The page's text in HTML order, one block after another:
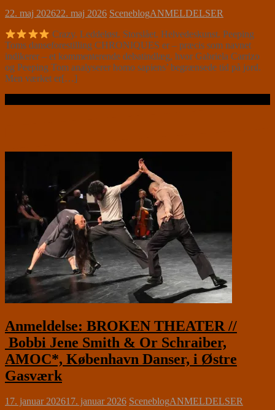
22. maj 202622. maj 2026 SceneblogANMELDELSER
Crazy. Leddeløst. Storslået. Helvedeskunst. Peeping
Toms danseforestilling CHRONIQUES er – præcis som navnet
indikerer – et kommenterende debatindlæg, hvor Gabriela Carrizo
og Peeping Tom analyserer homo sapiens’ begrænsede tid på jord.
Men værket er[…]
Anmeldelse: BROKEN THEATER //
Bobbi Jene Smith & Or Schraiber,
AMOC*, København Danser, i Østre
Gasværk
17. januar 202617. januar 2026 SceneblogANMELDELSER